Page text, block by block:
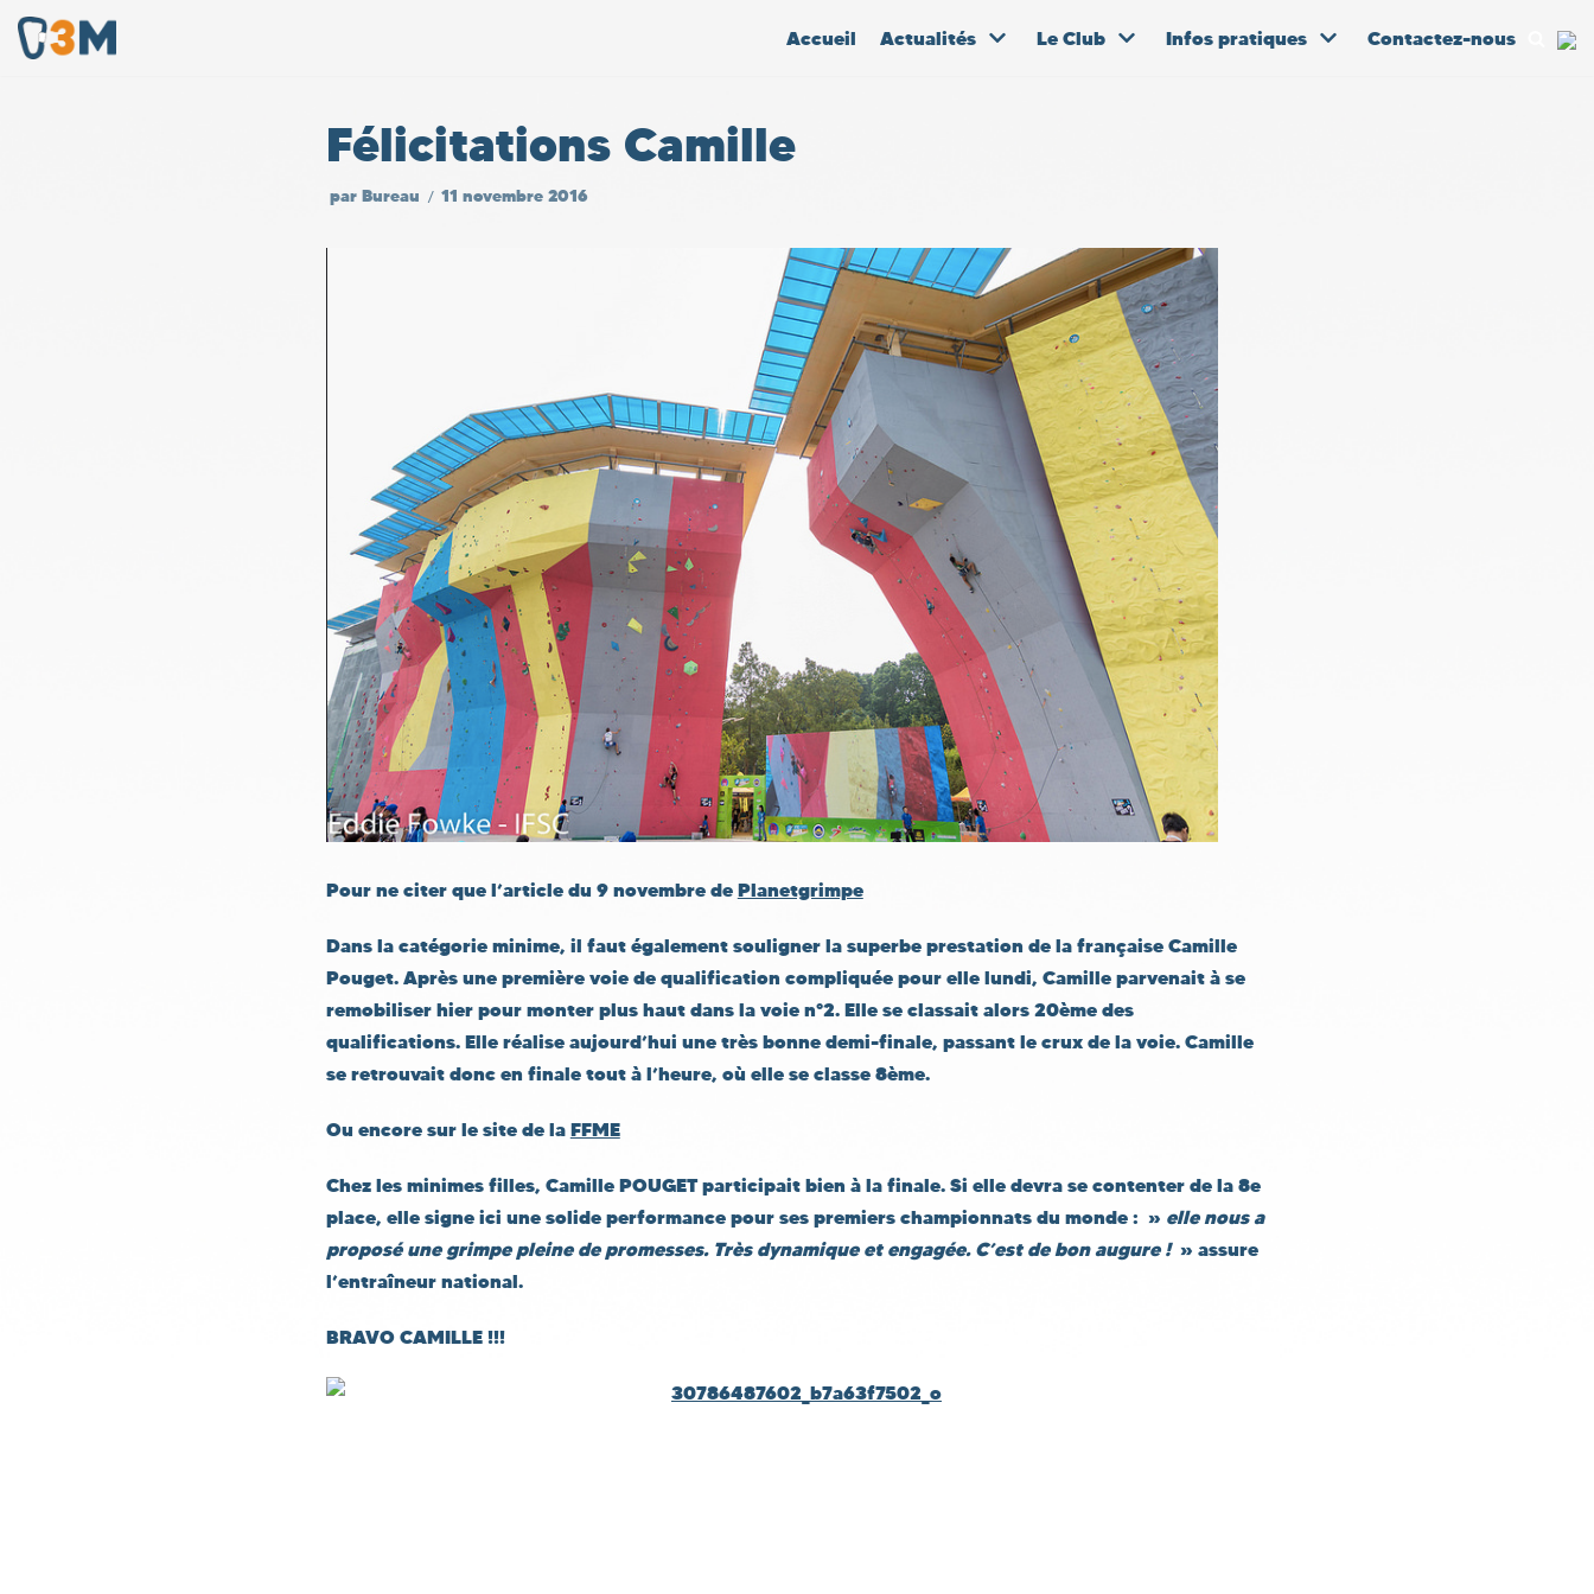
Aller
Accueil Actualités Le Club Infos pratiques Contactez-nous
Félicitations Camille
par Bureau 11 novembre 2016
Pour ne citer que l’article du 9 novembre dePlanetgrimpe
Dans la catégorie minime, il faut également souligner la superbe prestation de la françaiseCamille
Pouget. Après une première voie de qualification compliquée pour elle lundi, Camille parvenait à se
remobiliser hier pour monter plus haut dans la voie n°2. Elle se classait alors 20ème des
qualifications. Elle réalise aujourd’hui une très bonne demi-finale, passant le crux de la voie. Camille
se retrouvait donc en finale tout à l’heure, où elle se classe 8ème.
Ou encore sur le site de laFFME
Chez les minimes filles, Camille POUGET participait bien à la finale. Si elle devra se contenter de la 8e
place, elle signe ici une solide performance pour ses premiers championnats du monde : » elle nous a
proposé une grimpe pleine de promesses. Très dynamique et engagée. C’est de bon augure !» assure
l’entraîneur national.
BRAVO CAMILLE !!!